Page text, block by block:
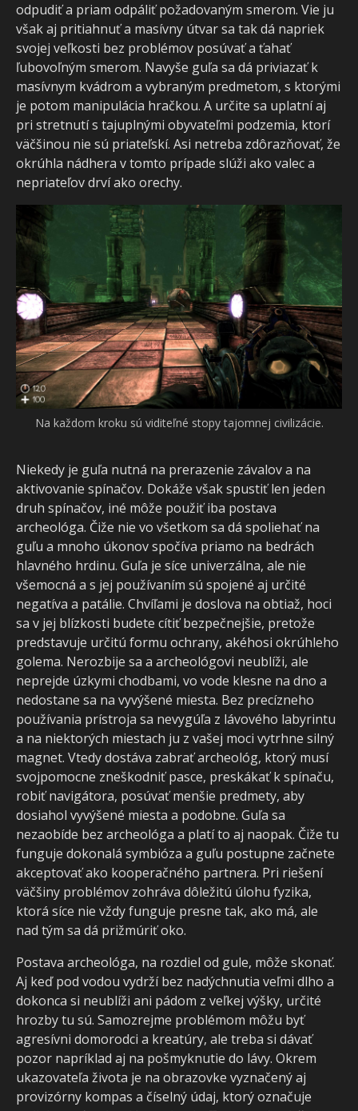
odpudiť a priam odpáliť požadovaným smerom. Vie ju
však aj pritiahnuť a masívny útvar sa tak dá napriek
svojej veľkosti bez problémov posúvať a ťahať
ľubovoľným smerom. Navyše guľa sa dá priviazať k
masívnym kvádrom a vybraným predmetom, s ktorými
je potom manipulácia hračkou. A určite sa uplatní aj
pri stretnutí s tajuplnými obyvateľmi podzemia, ktorí
väčšinou nie sú priateľskí. Asi netreba zdôrazňovať, že
okrúhla nádhera v tomto prípade slúži ako valec a
nepriateľov drví ako orechy.
Na každom kroku sú viditeľné stopy tajomnej civilizácie.
Niekedy je guľa nutná na prerazenie závalov a na
aktivovanie spínačov. Dokáže však spustiť len jeden
druh spínačov, iné môže použiť iba postava
archeológa. Čiže nie vo všetkom sa dá spoliehať na
guľu a mnoho úkonov spočíva priamo na bedrách
hlavného hrdinu. Guľa je síce univerzálna, ale nie
všemocná a s jej používaním sú spojené aj určité
negatíva a patálie. Chvíľami je doslova na obtiaž, hoci
sa v jej blízkosti budete cítiť bezpečnejšie, pretože
predstavuje určitú formu ochrany, akéhosi okrúhleho
golema. Nerozbije sa a archeológovi neublíži, ale
neprejde úzkymi chodbami, vo vode klesne na dno a
nedostane sa na vyvýšené miesta. Bez precízneho
používania prístroja sa nevygúľa z lávového labyrintu
a na niektorých miestach ju z vašej moci vytrhne silný
magnet. Vtedy dostáva zabrať archeológ, ktorý musí
svojpomocne zneškodniť pasce, preskákať k spínaču,
robiť navigátora, posúvať menšie predmety, aby
dosiahol vyvýšené miesta a podobne. Guľa sa
nezaobíde bez archeológa a platí to aj naopak. Čiže tu
funguje dokonalá symbióza a guľu postupne začnete
akceptovať ako kooperačného partnera. Pri riešení
väčšiny problémov zohráva dôležitú úlohu fyzika,
ktorá síce nie vždy funguje presne tak, ako má, ale
nad tým sa dá prižmúriť oko.
Postava archeológa, na rozdiel od gule, môže skonať.
Aj keď pod vodou vydrží bez nadýchnutia veľmi dlho a
dokonca si neublíži ani pádom z veľkej výšky, určité
hrozby tu sú. Samozrejme problémom môžu byť
agresívni domorodci a kreatúry, ale treba si dávať
pozor napríklad aj na pošmyknutie do lávy. Okrem
ukazovateľa života je na obrazovke vyznačený aj
provizórny kompas a číselný údaj, ktorý označuje